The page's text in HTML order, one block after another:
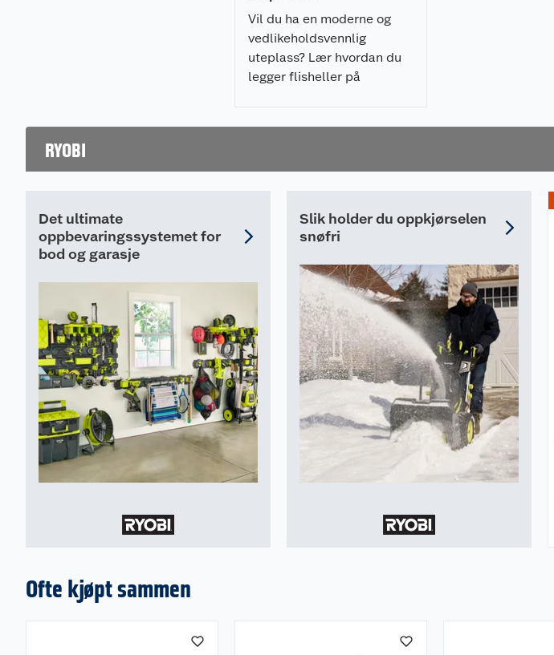
Vil du ha en moderne og
vedlikeholdsvennlig
uteplass? Lær hvordan du
legger flisheller på
RYOBI
Det ultimate
oppbevaringssystemet for
bod og garasje
Slik holder du oppkjørselen
snøfri
Ofte kjøpt sammen